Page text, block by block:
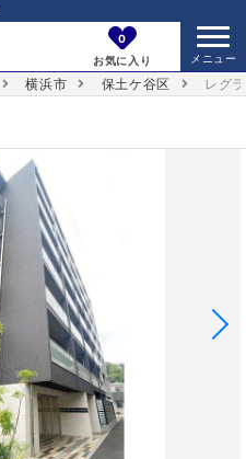
0
お気に入り
横浜市 保土ケ谷区 レグ